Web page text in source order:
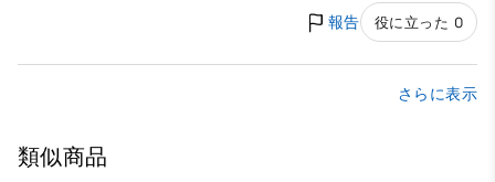
報告 役に立った 0
さらに表示
類似商品